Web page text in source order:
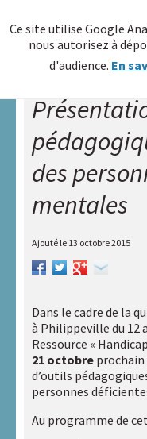
Ce site utilise Google
nous autorisez à
d'audience. En
≡
Allez au
contenu
Accueil
A.R.A.P.H.
Réseau
propos
Poser
question
Echange
d’outils et
applications
documentation
des
mentales
Ajouté le 13 octobre 2015
Dans le cadre de la
à Philippeville du 12
Ressource «
21 octobre
d’outils
personnes
Au programme de